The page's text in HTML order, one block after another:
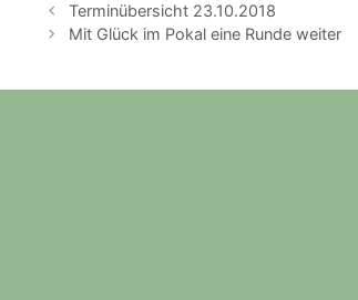
Terminübersicht 23.10.2018
Mit Glück im Pokal eine Runde weiter